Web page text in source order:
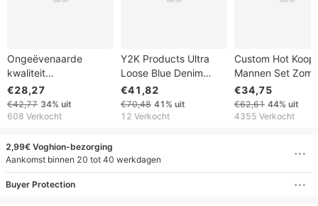
Ongeëvenaarde
kwaliteit
Ongeëvenaarde
kwaliteit Foam Shorts
Heren Zomer
Trendy Merk Ins Sport
Losse Casual
Basketbalbroek
€28,27
€42,77 34% uit
608 Verkocht
Y2K Products Ultra
Loose Blue Denim
Skate Shorts Cowboy
Skateboard Cartoon
Embroidery Pants
€41,82
€70,48 41% uit
12 Verkocht
Custom Hot Koop
Mannen Set
Nieuwe Dunne
Pak Herenmode
mouwen Broek 2
€34,75
€62,61 44% uit
4355 Verkocht
2,99€ Voghion-bezorging
Aankomst binnen 20 tot 40 werkdagen
Buyer Protection